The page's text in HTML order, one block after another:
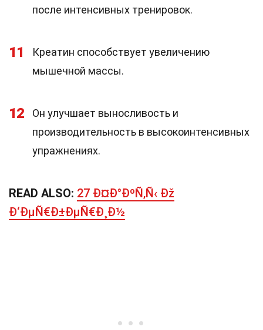
после интенсивных тренировок.
11
Креатин способствует увеличению
мышечной массы.
12
Он улучшает выносливость и
производительность в высокоинтенсивных
упражнениях.
READ ALSO: 27 Ð¤Ð°ÐºÑ‚Ñ‹ Ðž
Ð‘ÐµÑ€Ð±ÐµÑ€Ð¸Ð½